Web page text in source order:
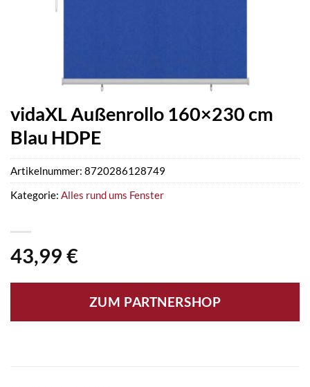
vidaXL Außenrollo 160×230 cm
Blau HDPE
43,99 €
ZUM PARTNERSHOP
Artikelnummer: 8720286128749
Kategorie: Alles rund ums Fenster